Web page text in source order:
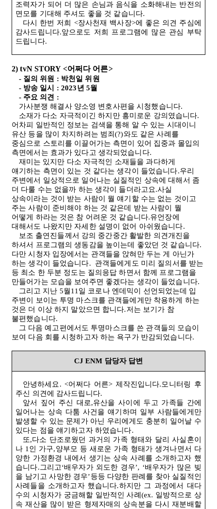
조력자가 되어 더 많은 손님과 음식을 소화해내는 반전의
면모를 기대해 주셔도 좋을 것 같습니다.
다시 한번 저희
<장사천재 백사장>에 좋은 의견 주심에
감사드립니다.앞으로도 저희 프로그램에 많은 관심 부탁
드립니다.
2) tvN STORY <어쩌다 어른>
- 질의 위원 : 박천일 위원
- 방송 일시 : 2023년 5월
- 주요 의견 :
가사분쟁 해결사 양소영 변호사편을 시청했습니다.
소재가 다소 자극적이긴 하지만 흥미로운 강의였습니다.
어차피 일반적인 정보는 검색을 통해 알 수 있는 시대이니
유산 등을 많이 차지하려는 범죄(?)와도 같은 사례를
중심으로 스토리를 이끌어가는 측면이 있어 집중과 몰입의
측면에서는 효과가 있다고 생각되었습니다.
재미는 있지만 다소 자극적인 소재들을 과다하게
얘기하는 측면이 있는 것 같다는 생각이 들었습니다.우리
주변에서 일상적으로 일어나는 실질적인 상속에 대해서 좀
더 다룰 수는 없을까 하는 생각이 들더라고요.사실
상속이라는 것이 받는 사람이 뭘 얘기할 수는 없는 것이고
주는 사람이 준비해야 하는 것 같은데 받는 사람이 뭘
어떻게 하라는 것은 참 어려운 것 같습니다.유언장에
대해서도 나왔지만 자세한 설명이 없어 아쉬웠습니다.
보조 출연진들께서 강의 중간중간 활발한 의견개진을
하셔서 프로그램의 생동감을 높이는데 좋았던 것 같습니다.
다만 시청자 입장에서는 관객들을 앉혀만 두는 게 아닌가
하는 생각이 들었습니다. 관객들에게도 미리 질의서를 받는
등 최소 한 두분 정도는 질의응답 하면서 함께 프로그램을
만들어가는 모습을 보여주면 좋겠다는 생각이 들었습니다.
그리고 지난 5월11 일 코로나 엔데믹이 선언되었는데 입
주변이 보이는 투명 마스크를 관객들에게만 착용하게 하는
것은 더 이상 하지 말았으면 합니다.저는 보기가 참
불편했습니다.
그 다음 예고편에서도 투명마스크를 쓴 관객들의 모습이
보여 다음 회를 시청하고자 하는 욕구가 반감되었습니다.
CJ ENM 담당자 답변
안녕하세요 . <어쩌다 어른> 제작진입니다.모니터링 후
주신 의견에 감사드립니다.
앞서 짚어 주신 대로,유산을 사이에 두고 가족들 간에
일어나는 상속 다툼 사건을 얘기하며 일부 사람들에게만
발생할 수 있는 문제가 아닌 우리에게도 충분히 일어날 수
있다는 점을 얘기하고자 하였습니다.
또,다소 단조로웠던 과거의 가족 형태와 달리 사실혼이
나 1 인 가구,양부모 등 새로운 가족 형태가 생겨나면서 다
양한 가정환경 내에서 생기는 상속 사례를 소개하고자 했
습니다.그리고‘배우자가 외도한 경우’, ‘배우자가 많은 빚
을 남기고 사망한 경우’등등 다양한 판례를 찾아 실질적인
사례들을 소개하고자 했습니다.하지만 그 과정에서 대다
수의 시청자가 궁금해할 일반적인 사례 (ex. 일방적으로 상
속 재산을 많이 받은 형제자매의 상속분을 다시 재분배할